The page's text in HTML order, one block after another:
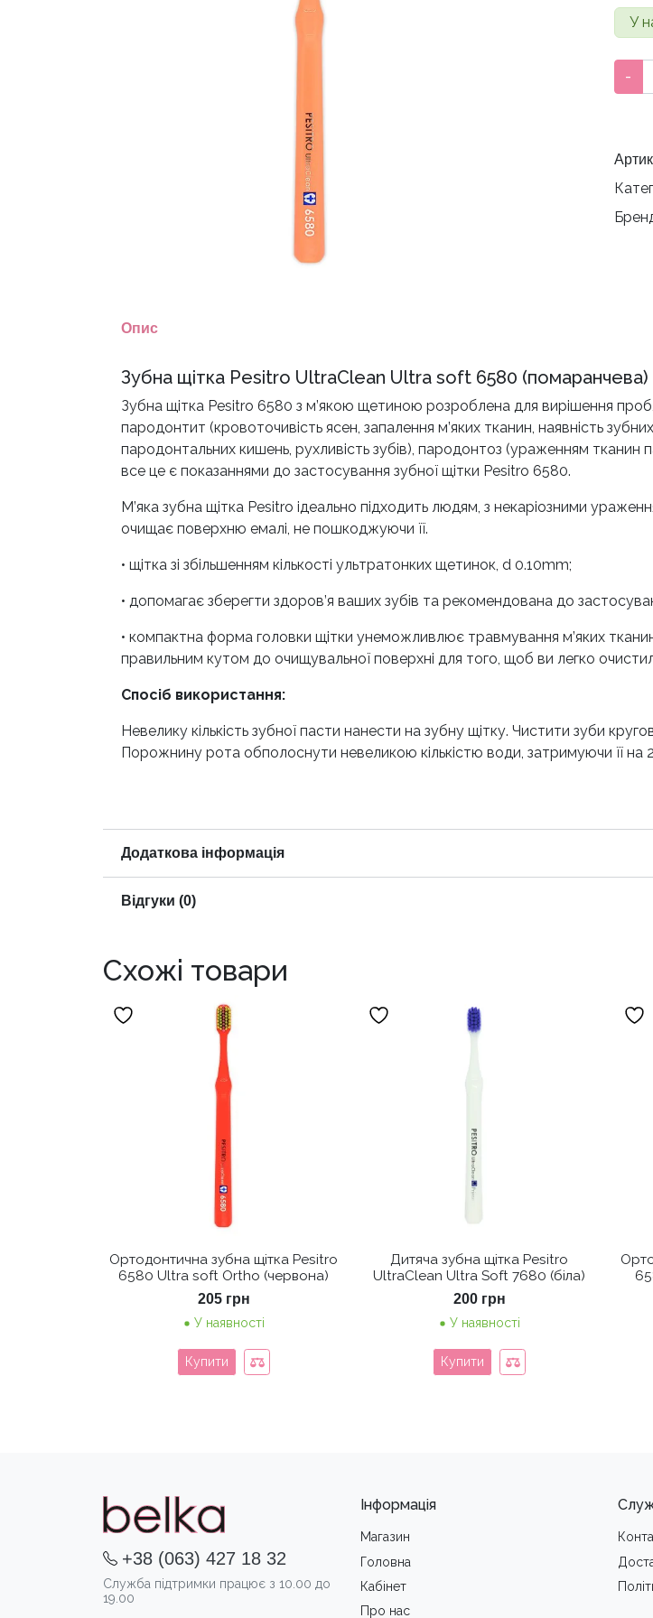
У
щітка
Ultra
-
Опис
Зубна щітка Pesitro UltraClean Ultra soft 6580 (помаранчева)
Зубна щітка Pesitro 6580 з м’якою щетиною розроблена для вирішення
пародонтит (кровоточивість ясен, запалення м’яких тканин, наявність
пародонтальних кишень, рухливість зубів), пародонтоз (ураженням тканин
все це є показаннями до застосування зубної щітки Pesitro 6580.
М’яка зубна щітка Pesitro ідеально підходить людям, з некаріозними
очищає поверхню емалі, не пошкоджуючи її.
• щітка зі збільшенням кількості ультратонких щетинок, d 0.10mm;
• допомагає зберегти здоров’я ваших зубів та рекомендована до
• компактна форма головки щітки унеможливлює травмування м’яких
правильним кутом до очищувальної поверхні для того, щоб ви легко
Спосіб використання:
Невелику кількість зубної пасти нанести на зубну щітку. Чистити зуби
Порожнину рота обполоснути невеликою кількістю води, затримуючи її на
Додаткова інформація
Відгуки (0)
Схожі товари
Ортодонтична зубна щітка Pesitro
6580 Ultra soft Ortho (червона)
205 грн
У наявності
Купити
Дитяча зубна щітка Pesitro
UltraClean Ultra Soft 7680 (біла)
200 грн
У наявності
Купити
+38 (063) 427 18 32
Служба підтримки працює з 10.00 до
19.00
Інформація
Магазин
Головна
Кабінет
Про нас